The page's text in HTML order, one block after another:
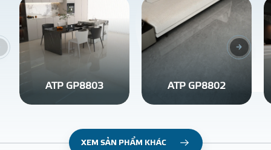
ATP GP8803 ATP GP8802
XEM SẢN PHẨM KHÁC